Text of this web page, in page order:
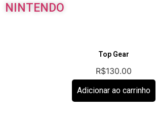
NINTENDO
Top Gear
R$130.00
Adicionar ao carrinho